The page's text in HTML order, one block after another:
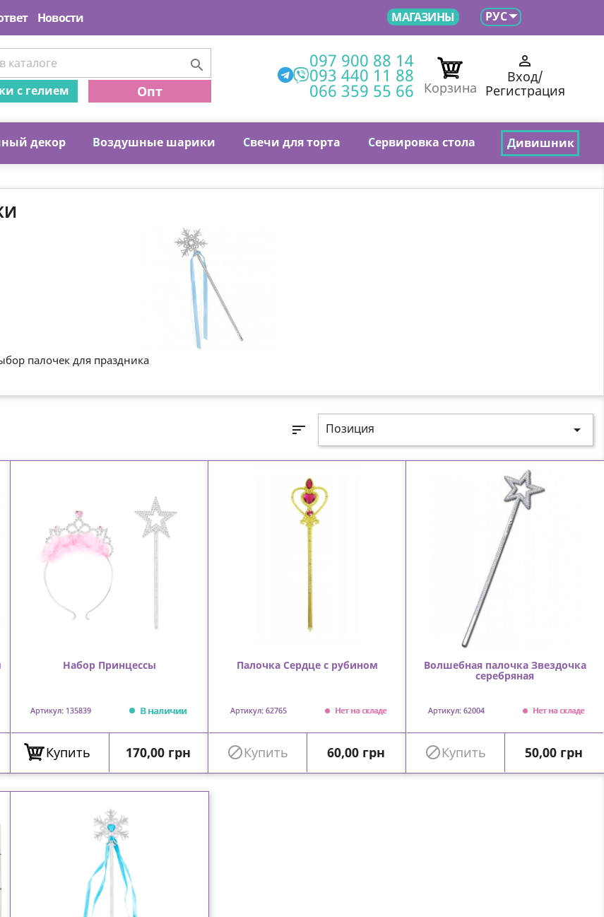
Новости МАГАЗИНЫ РУС
декор Воздушные шарики Свечи для торта Сервировка стола Дивишник

с гелием Опт
097 900 88 14
093 440 11 88
066 359 55 66 Корзина

Вход/
Регистрация
палочек для праздника
sort Позиция 
Набор Принцессы
Артикул: 135839 В наличии
Купить Цена
170,00 грн
Палочка Сердце с рубином
Артикул: 62765 Нет на складе
Купить Цена
60,00 грн
Волшебная палочка Звездочка
серебряная
Артикул: 62004 Нет на складе
Купить Цена
50,00 грн